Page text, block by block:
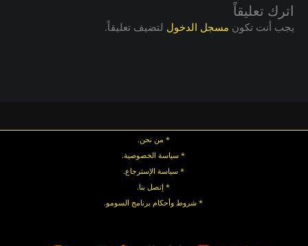
اترك تعليقاً
يجب أنت تكون مسجل الدخول لتضيف تعليقاً.
* من نحن.
* سياسة الخصوصية.
*سياسة الإسترجاع.
* إتصل بنا.
* شروط وأحكام برنامج السومو.